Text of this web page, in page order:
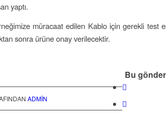
yaptı.
müracaat edilen Kablo için gerekli test
sonra ürüne onay verilecektir.
ADMIN
Bu